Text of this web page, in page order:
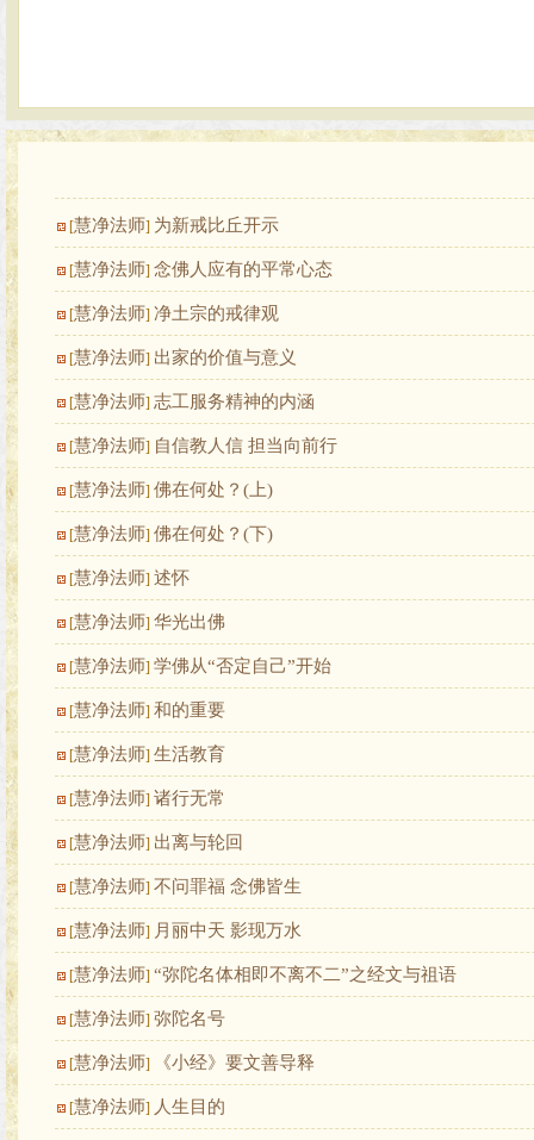
[慧净法师] 为新戒比丘开示
[慧净法师] 念佛人应有的平常心态
[慧净法师] 净土宗的戒律观
[慧净法师] 出家的价值与意义
[慧净法师] 志工服务精神的内涵
[慧净法师] 自信教人信 担当向前行
[慧净法师] 佛在何处？(上)
[慧净法师] 佛在何处？(下)
[慧净法师] 述怀
[慧净法师] 华光出佛
[慧净法师] 学佛从“否定自己”开始
[慧净法师] 和的重要
[慧净法师] 生活教育
[慧净法师] 诸行无常
[慧净法师] 出离与轮回
[慧净法师] 不问罪福 念佛皆生
[慧净法师] 月丽中天 影现万水
[慧净法师] “弥陀名体相即不离不二”之经文与祖语
[慧净法师] 弥陀名号
[慧净法师] 《小经》要文善导释
[慧净法师] 人生目的